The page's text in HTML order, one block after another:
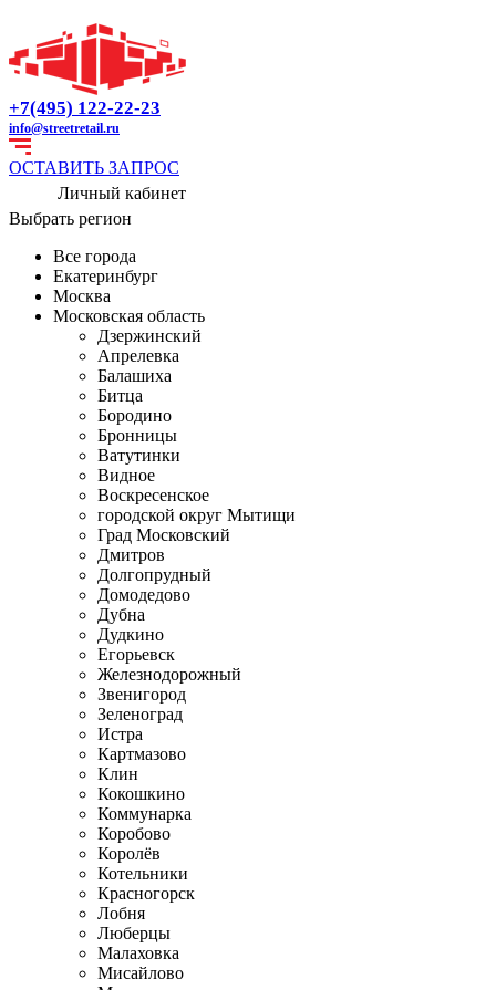
+7(495) 122-22-23
info@streetretail.ru
ОСТАВИТЬ ЗАПРОС
Личный кабинет
Выбрать регион
Все города
Екатеринбург
Москва
Московская область
Дзержинский
Апрелевка
Балашиха
Битца
Бородино
Бронницы
Ватутинки
Видное
Воскресенское
городской округ Мытищи
Град Московский
Дмитров
Долгопрудный
Домодедово
Дубна
Дудкино
Егорьевск
Железнодорожный
Звенигород
Зеленоград
Истра
Картмазово
Клин
Кокошкино
Коммунарка
Коробово
Королёв
Котельники
Красногорск
Лобня
Люберцы
Малаховка
Мисайлово